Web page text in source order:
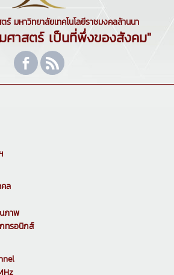
มหาวิทยาลัยเทคโนโลยีราชมงคลล้านนา
ศาสตร์ เป็นที่พึ่งของสังคม"
ล
ภาพ
ทรอนิกส์